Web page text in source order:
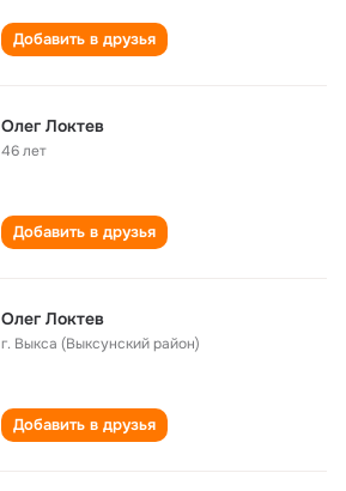
Добавить в друзья
Олег Локтев
46 лет
Добавить в друзья
Олег Локтев
г. Выкса (Выксунский район)
Добавить в друзья